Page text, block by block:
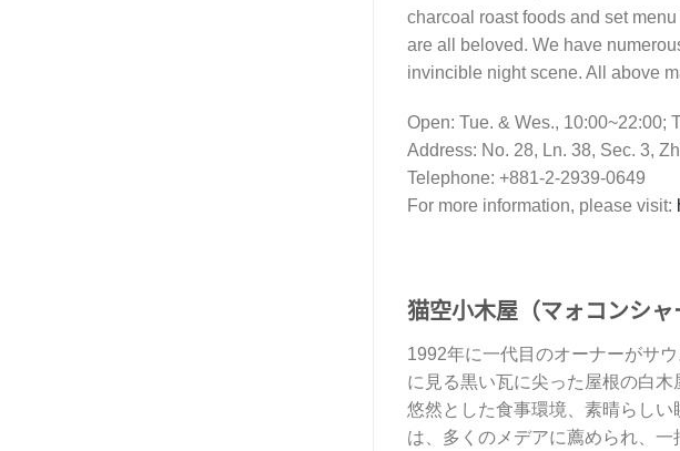
charcoal roast foods and set
are all beloved. We have
invincible night scene. All above
Open: Tue. & Wes., 10:00~22:00;
Address: No. 28, Ln. 38, Sec. 3,
Telephone: +881-2-2939-0649
For more information, please visit:
猫空小木屋（マォコンシャ
1992年に一代目のオーナーがサ
に見る黒い瓦に尖った屋根の白
悠然とした食事環境、素晴らし
は、多くのメデアに薦められ、一